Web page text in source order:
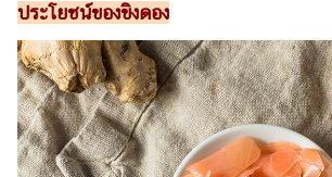
ดูด
วง
ผู้
หญิง
ผู้ชาย
ประโยชน์ของขิงดอง